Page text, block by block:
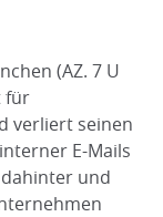
(AZ. 7 U
für
verliert seinen
E-Mails
und